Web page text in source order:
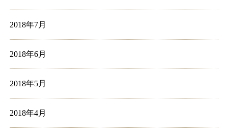
2018年7月
2018年6月
2018年5月
2018年4月